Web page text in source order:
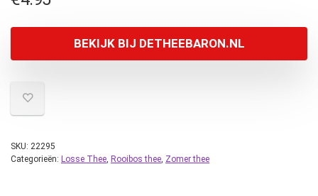
BEKIJK BIJ DETHEEBARON.NL
SKU: 22295
Categorieën: Losse Thee, Rooibos thee, Zomer thee